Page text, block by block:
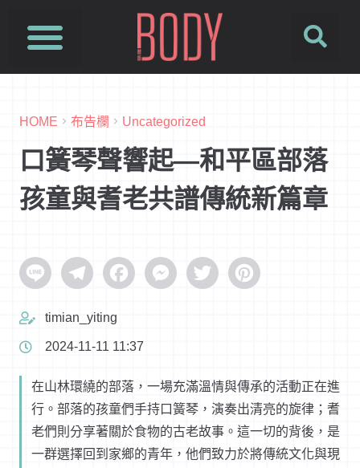
HOME 布告欄 Uncategorized
口簧琴聲響起—和平區部落
孩童與耆老共譜傳統新篇章
Line TelegramFacebookMessenger
Twitter Pinterest
timian_yiting
2024-11-11 11:37
在山林環繞的部落，一場充滿溫情與傳承的活動正在進
行。部落的孩童們手持口簧琴，演奏出清亮的旋律；耆
老們則分享著關於食物的古老故事。這一切的背後，是
一群選擇回到家鄉的青年，他們致力於將傳統文化與現